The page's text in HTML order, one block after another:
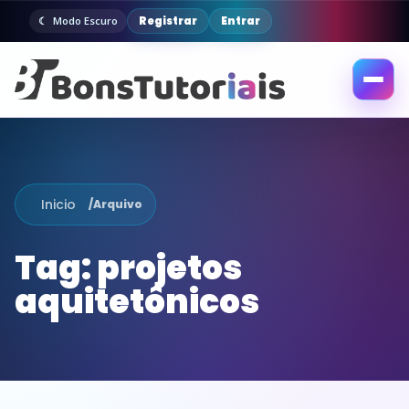
Modo Escuro Registrar Entrar
Abrir
Inicio /Arquivo
Tag:projetos
aquitetônicos